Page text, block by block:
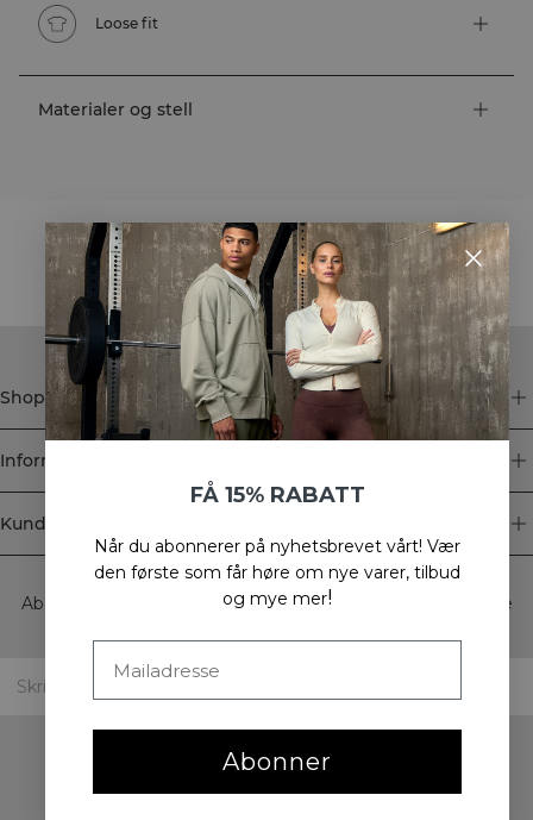
Loose fit
Materialer og stell
STYLE WITH
Shop
Informasjon
Kundeservice
Newsletter
Abonner på nyhetsbrevet vårt! Få eksklusive tilbud, de siste
FÅ 15% RABATT
Når du abonnerer på nyhetsbrevet vårt! Vær
den første som får høre om nye varer, tilbud
og mye mer!
Abonner